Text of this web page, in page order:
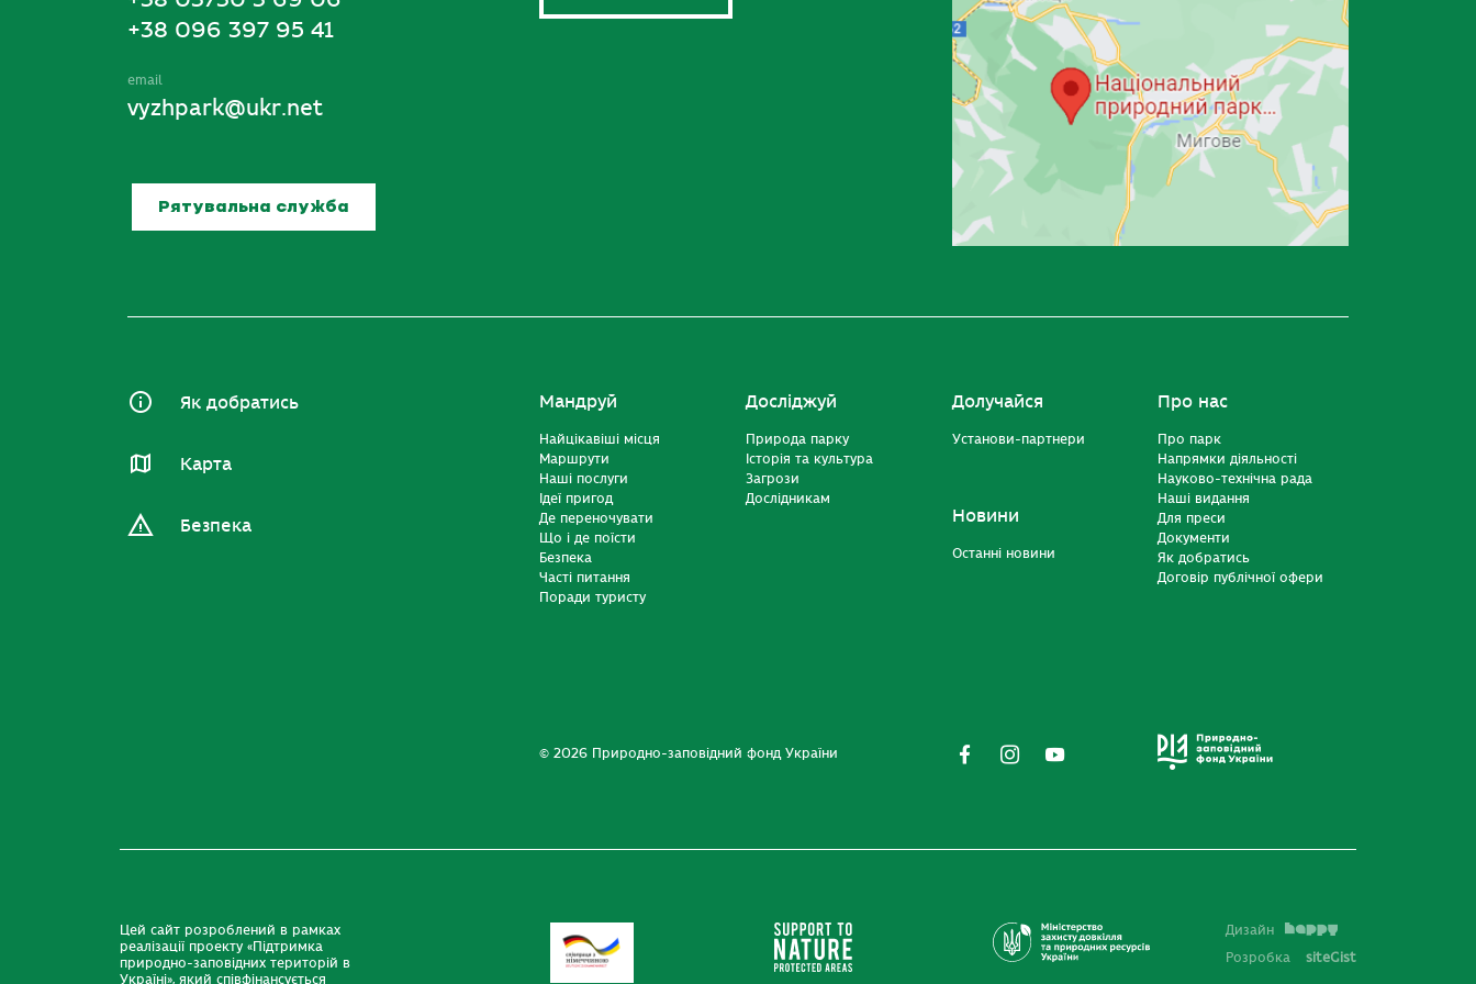
+38 096 397 95 41
email
vyzhpark@ukr.net
Рятувальна служба
Як добратись
Карта
Безпека
Мандруй
Найцікавіші місця
Маршрути
Наші послуги
Ідеї пригод
Де переночувати
Що і де поїсти
Безпека
Часті питання
Поради туристу
Досліджуй
Природа парку
Історія та культура
Загрози
Дослідникам
Долучайся
Установи-партнери
Новини
Останні новини
Про нас
Про парк
Напрямки діяльності
Науково-технічна рада
Наші видання
Для преси
Документи
Як добратись
Договір публічної офери
© 2026 Природно-заповідний фонд України
Цей сайт розроблений в рамках
реалізації проекту «Підтримка
природно-заповідних територій в
Україні», який співфінансується
Дизайн
Розробка
siteGist